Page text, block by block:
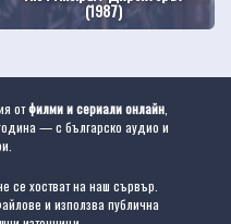
(1987)
отфилми и сериали онлайн,
— с българско аудио и
се хостват на наш сървър.
и използва публична